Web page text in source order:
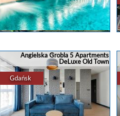
pokoje...nadmorzenocleginoclegi nad
morzem
Tarasy ⚓? Oferujemy apartamenty do
wynajęcia nad morzem w Kołobrzegu!
?? Oferujemy przestronne apartamenty
z pełnym ...
apartamenty, domki,rezerwacja ...
Gdańsk
Angielska Grobla 5 Apartments
DeLuxe Old Town